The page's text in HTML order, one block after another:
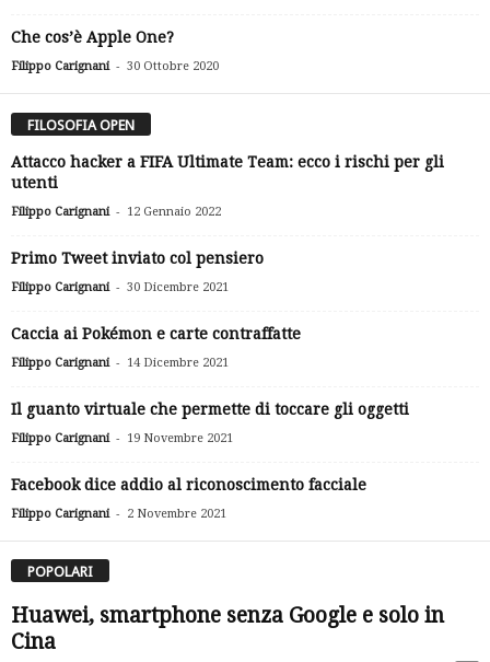
Che cos’è Apple One?
Filippo Carignani - 30 Ottobre 2020
FILOSOFIA OPEN
Attacco hacker a FIFA Ultimate Team: ecco i rischi per gli
utenti
Filippo Carignani - 12 Gennaio 2022
Primo Tweet inviato col pensiero
Filippo Carignani - 30 Dicembre 2021
Caccia ai Pokémon e carte contraffatte
Filippo Carignani - 14 Dicembre 2021
Il guanto virtuale che permette di toccare gli oggetti
Filippo Carignani - 19 Novembre 2021
Facebook dice addio al riconoscimento facciale
Filippo Carignani - 2 Novembre 2021
POPOLARI
Huawei, smartphone senza Google e solo in
Cina